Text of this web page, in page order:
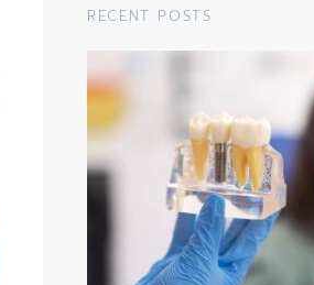
RECENT POSTS